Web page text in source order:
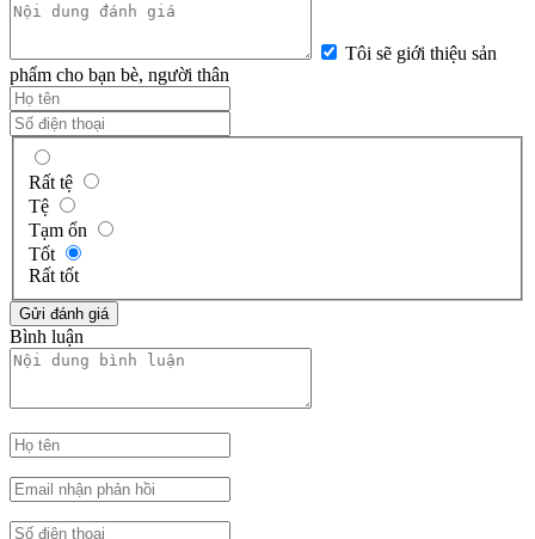
Tôi sẽ giới thiệu sản
phẩm cho bạn bè, người thân
Rất tệ
Tệ
Tạm ổn
Tốt
Rất tốt
Bình luận